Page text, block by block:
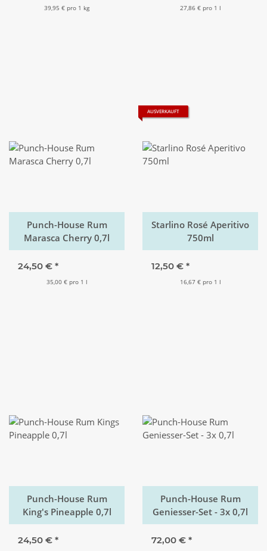
39,95 € pro 1 kg
Kamille – Handgefertigt
27,86 € pro 1 l
Punch-House Rum
Marasca Cherry 0,7l
24,50 € *
35,00 € pro 1 l
AUSVERKAUFT
Starlino Rosé Aperitivo
750ml
12,50 € *
16,67 € pro 1 l
Punch-House Rum
King's Pineapple 0,7l
24,50 € *
Punch-House Rum
Geniesser-Set - 3x 0,7l
72,00 € *